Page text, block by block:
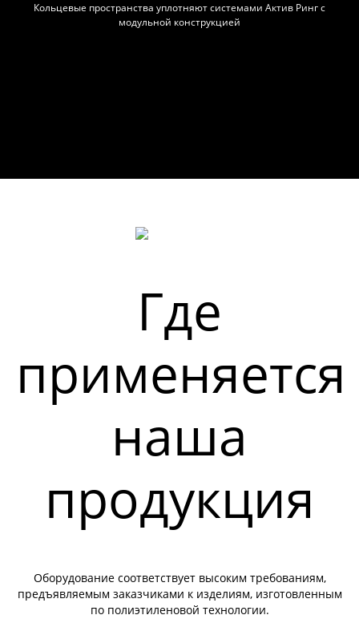
Кольцевые пространства уплотняют системами Актив Ринг с
модульной конструкцией
Где
применяется
наша
продукция
Оборудование соответствует высоким требованиям,
предъявляемым заказчиками к изделиям, изготовленным
по полиэтиленовой технологии.